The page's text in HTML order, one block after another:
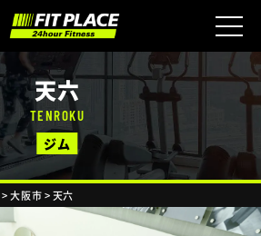
天六
TENROKU
ジム
>大阪市>天六